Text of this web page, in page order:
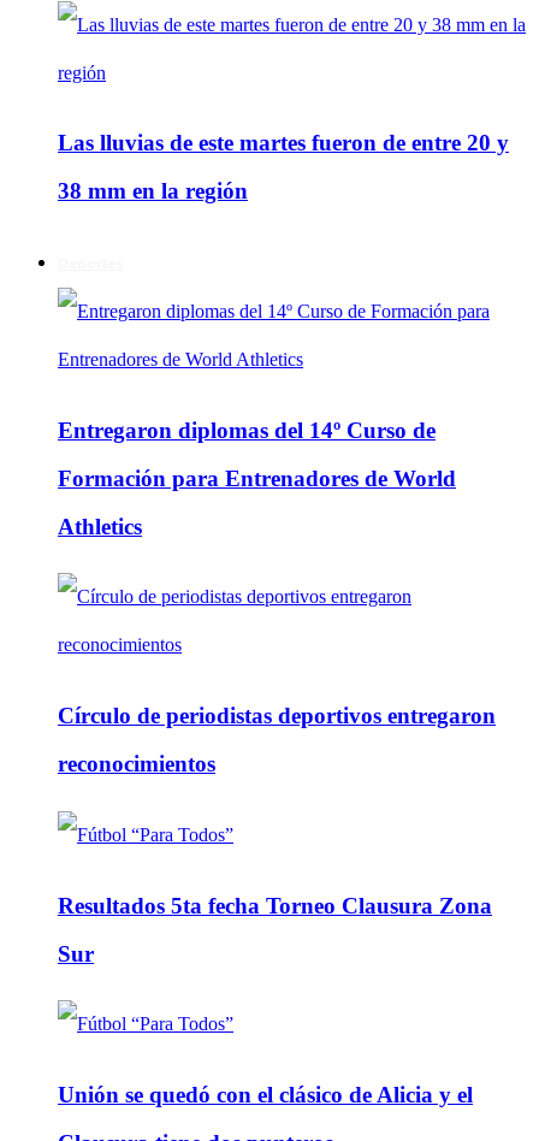
Las lluvias de este martes fueron de entre 20 y
38 mm en la región
Entregaron diplomas del 14º Curso de
Formación para Entrenadores de World
Athletics
Círculo de periodistas deportivos entregaron
reconocimientos
Resultados 5ta fecha Torneo Clausura Zona
Sur
Unión se quedó con el clásico de Alicia y el